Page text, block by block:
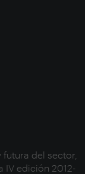
del sector,
IV edición 2012-